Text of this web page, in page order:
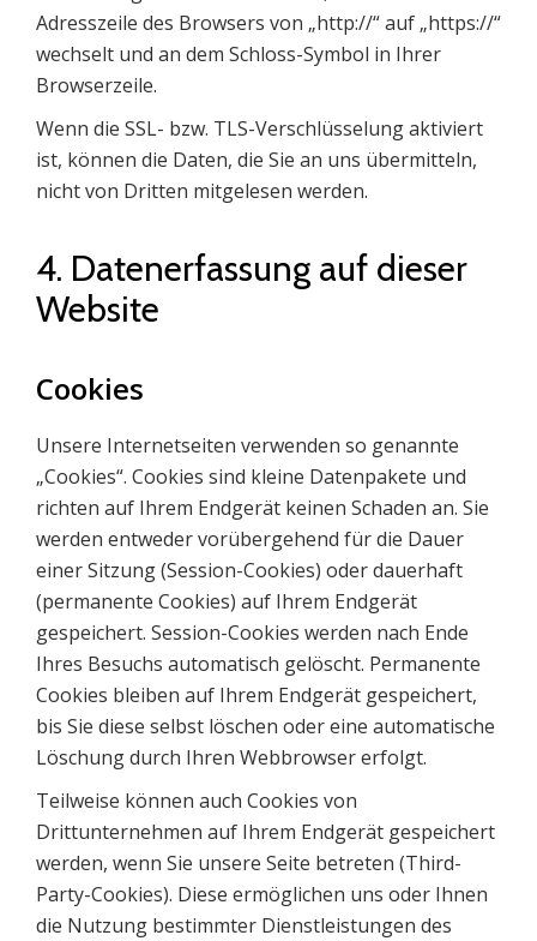
Adresszeile des Browsers von „http://“ auf „https://“
wechselt und an dem Schloss-Symbol in Ihrer
Browserzeile.
Wenn die SSL- bzw. TLS-Verschlüsselung aktiviert
ist, können die Daten, die Sie an uns übermitteln,
nicht von Dritten mitgelesen werden.
4. Datenerfassung auf dieser
Website
Cookies
Unsere Internetseiten verwenden so genannte
„Cookies“. Cookies sind kleine Datenpakete und
richten auf Ihrem Endgerät keinen Schaden an. Sie
werden entweder vorübergehend für die Dauer
einer Sitzung (Session-Cookies) oder dauerhaft
(permanente Cookies) auf Ihrem Endgerät
gespeichert. Session-Cookies werden nach Ende
Ihres Besuchs automatisch gelöscht. Permanente
Cookies bleiben auf Ihrem Endgerät gespeichert,
bis Sie diese selbst löschen oder eine automatische
Löschung durch Ihren Webbrowser erfolgt.
Teilweise können auch Cookies von
Drittunternehmen auf Ihrem Endgerät gespeichert
werden, wenn Sie unsere Seite betreten (Third-
Party-Cookies). Diese ermöglichen uns oder Ihnen
die Nutzung bestimmter Dienstleistungen des